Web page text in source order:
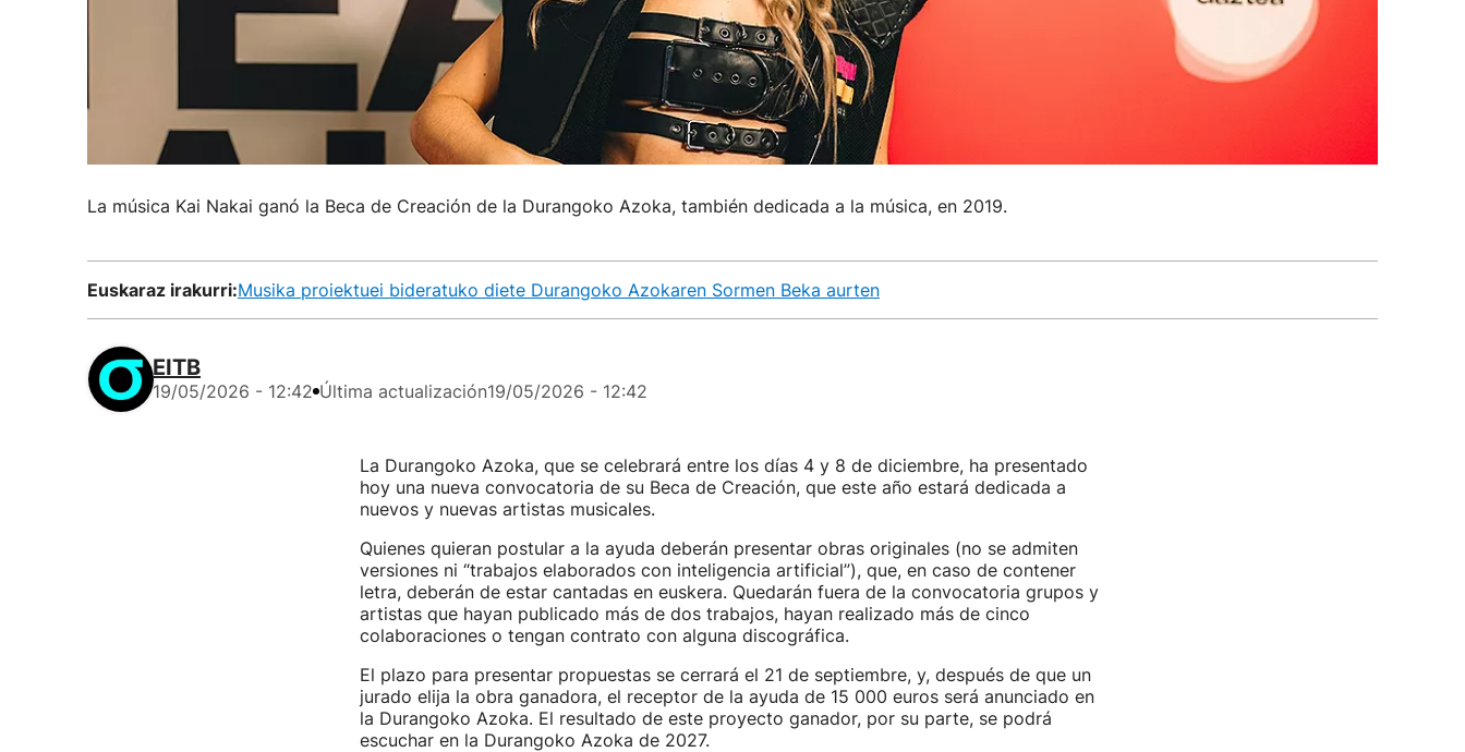
La música Kai Nakai ganó la Beca de Creación de la Durangoko Azoka, también dedicada a la música, en 2019.
Euskaraz irakurri:Musika proiektuei bideratuko diete Durangoko Azokaren Sormen Beka aurten
EITB
19/05/2026 - 12:42 Última actualización19/05/2026 - 12:42
La Durangoko Azoka, que se celebrará entre los días 4 y 8 de diciembre, ha presentado
hoy una nueva convocatoria de su Beca de Creación, que este año estará dedicada a
nuevos y nuevas artistas musicales.
Quienes quieran postular a la ayuda deberán presentar obras originales (no se admiten
versiones ni “trabajos elaborados con inteligencia artificial”), que, en caso de contener
letra, deberán de estar cantadas en euskera. Quedarán fuera de la convocatoria grupos y
artistas que hayan publicado más de dos trabajos, hayan realizado más de cinco
colaboraciones o tengan contrato con alguna discográfica.
El plazo para presentar propuestas se cerrará el 21 de septiembre, y, después de que un
jurado elija la obra ganadora, el receptor de la ayuda de 15 000 euros será anunciado en
la Durangoko Azoka. El resultado de este proyecto ganador, por su parte, se podrá
escuchar en la Durangoko Azoka de 2027.